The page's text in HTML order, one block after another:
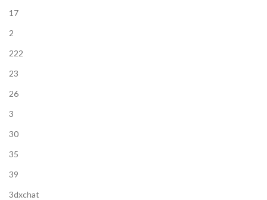
17
2
222
23
26
3
30
35
39
3dxchat